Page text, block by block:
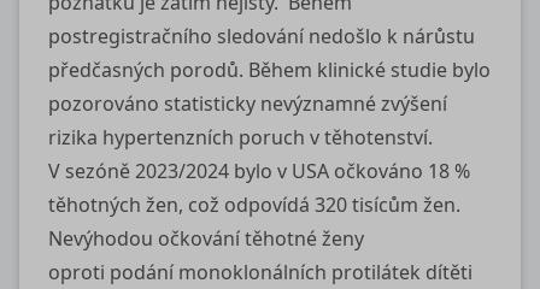
postregistračního sledování nedošlo k nárůstu
předčasných porodů. Během klinické studie bylo
pozorováno statisticky nevýznamné zvýšení
rizika hypertenzních poruch v těhotenství.
V sezóně 2023/2024 bylo v USA očkováno 18 %
těhotných žen, což odpovídá 320 tisícům žen.
Nevýhodou očkování těhotné ženy
oproti podání monoklonálních protilátek dítěti